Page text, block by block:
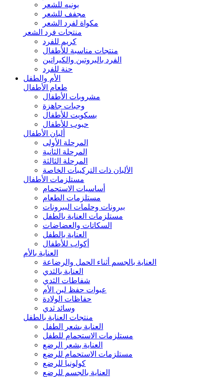
بونيه للشعر
مجفف للشعر
مكواة لفرد الشعر
منتجات فرد الشعر
كريم للفرد
منتجات مناسبة للأطفال
الفرد بالبروتين والكيراتين
حنة للفرد
الأم والطفل
طعام الأطفال
مشروبات الأطفال
وجبات جاهزة
بسكويت للأطفال
حبوب للأطفال
ألبان الأطفال
المرحلة الأولى
المرحلة الثانية
المرحلة الثالثة
الألبان ذات التركيبات الخاصة
مستلزمات الأطفال
أساسيات الاستحمام
مستلزمات الطعام
ببرونات وحلمات الببرونات
مستلزمات العناية بالطفل
السكاتات والعضاضات
العناية بالطفل
أكواب للأطفال
العناية بالأم
العناية بالجسم أثناء الحمل والرضاعة
العناية بالثدي
شفاطات الثدي
عبوات حفظ لبن الأم
حفاظات الولادة
وسائد ثدي
منتجات العناية بالطفل
العناية بشعر الطفل
مستلزمات الاستحمام للطفل
العناية بشعر الرضع
مستلزمات الاستحمام للرضع
كولونيا للرضع
العناية بالجسم للرضع